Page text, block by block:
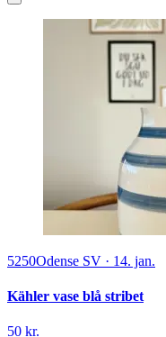
5250Odense SV · 14. jan.
Kähler vase blå stribet
50 kr.